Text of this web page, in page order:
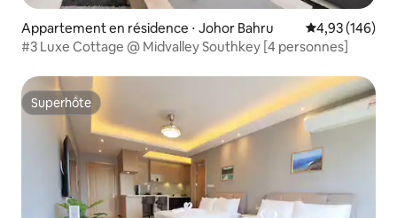
Appartement en résidence ⋅ Johor Bahru Évaluation
4,93 (146)
#3 Luxe Cottage @ Midvalley Southkey [4 personnes]
Superhôte
Superhôte